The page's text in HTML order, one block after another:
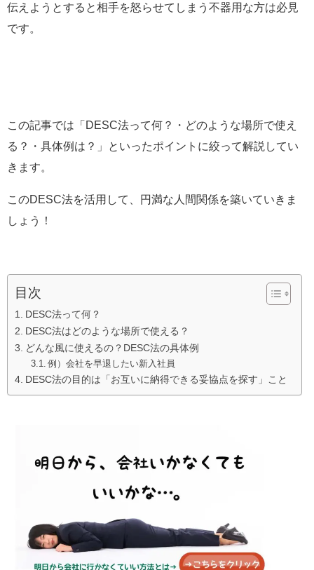
伝えようとすると相手を怒らせてしまう不器用な方は必見
です。
この記事では「DESC法って何？・どのような場所で使え
る？・具体例は？」といったポイントに絞って解説してい
きます。
このDESC法を活用して、円満な人間関係を築いていきま
しょう！
目次
DESC法って何？
DESC法はどのような場所で使える？
どんな風に使えるの？DESC法の具体例
例）会社を早退したい新入社員
DESC法の目的は「お互いに納得できる妥協点を探す」こと